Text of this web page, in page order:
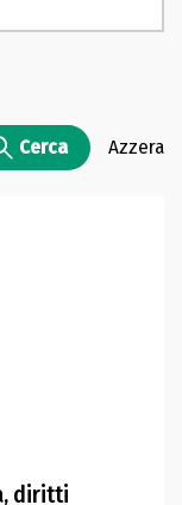
Cerca Azzera
diritti